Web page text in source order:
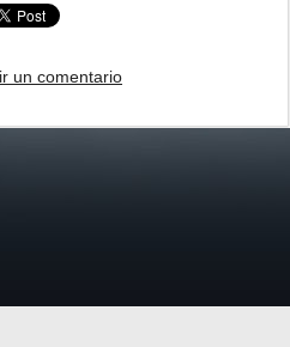
un comentario